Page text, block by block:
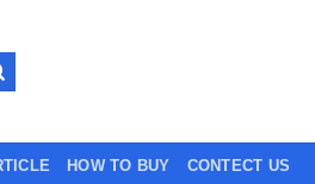
HOW TO BUY CONTECT US